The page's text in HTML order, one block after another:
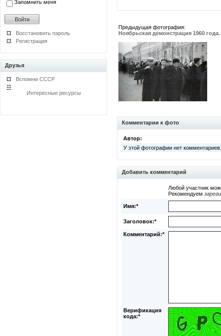
Запомнить меня
Восстановить пароль
Регистрация
Друзья
Вспомни СССР
Интересные ресурсы
Предыдущая фотография:
Ноябрьская демонстрация 1960 года.
Комментарии к фото
Автор:
У этой фотографии нет комментариев.
Добавить комментарий
Любой участник
Рекомендуем
Имя:*
Заголовок:*
Комментарий:*
Верификация
кода:*